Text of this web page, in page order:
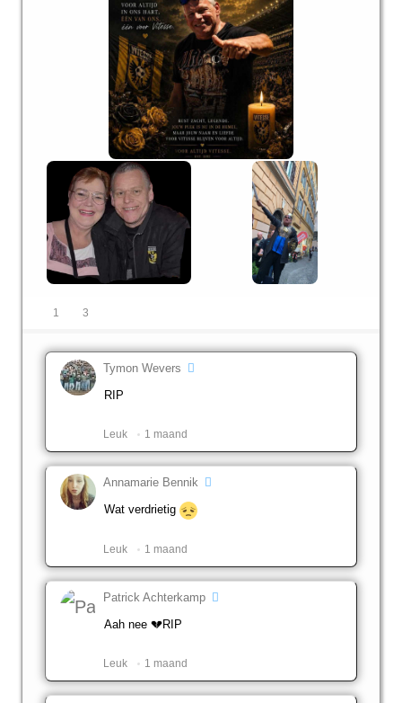
1 3
Tymon Wevers
RIP
Leuk ️ 1 maand
Annamarie Bennik
Wat verdrietig
Leuk ️ 1 maand
Patrick Achterkamp
Aah nee 💔RIP
Leuk ️ 1 maand